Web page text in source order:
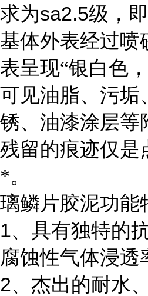
求为sa2.5级，
基体外表经过喷
表呈现“银白色
可见油脂、污垢
锈、油漆涂层等
残留的痕迹仅是
*。
璃鳞片胶泥功能
1、具有独特的
腐蚀性气体浸透
2、杰出的耐水